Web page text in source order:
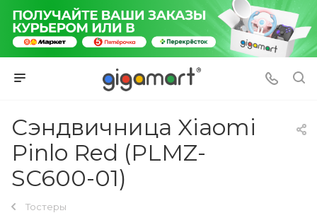
Cэндвичница Xiaomi
Pinlo Red (PLMZ-
SC600-01)
Тостеры